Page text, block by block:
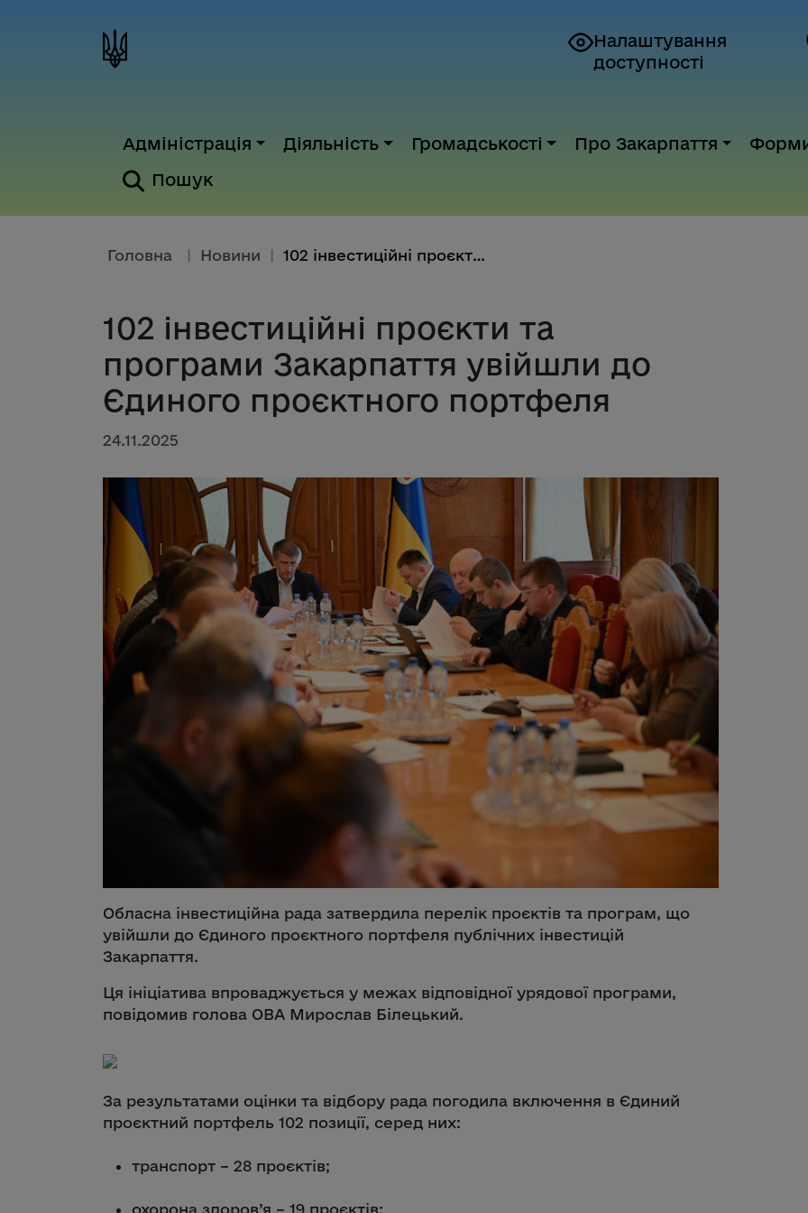
Налаштування
доступності
Адміністрація Діяльність Громадськості Про Закарпаття
Пошук
Головна Новини 102 інвестиційні проєкти та пр...
102 інвестиційні проєкти та
програми Закарпаття увійшли до
Єдиного проєктного портфеля
24.11.2025
Обласна інвестиційна рада затвердила перелік проєктів та програм, що
увійшли до Єдиного проєктного портфеля публічних інвестицій
Закарпаття.
Ця ініціатива впроваджується у межах відповідної урядової програми,
повідомив голова ОВА Мирослав Білецький.
За результатами оцінки та відбору рада погодила включення в Єдиний
проєктний портфель 102 позиції, серед них:
транспорт – 28 проєктів;
охорона здоров’я – 19 проєктів;